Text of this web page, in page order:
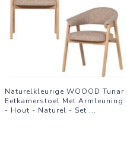
Naturelkleurige WOOOD Tunar
Eetkamerstoel Met Armleuning
- Hout - Naturel - Set ...